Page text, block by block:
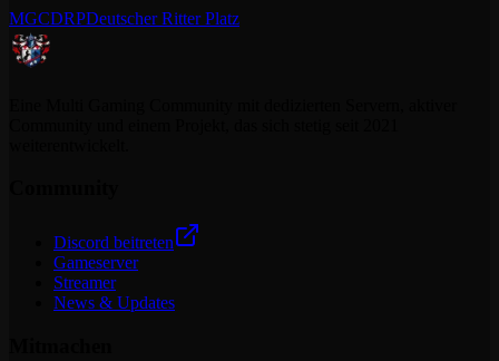
MGCDRPDeutscher Ritter Platz
Discord beitreten
Gameserver
Streamer
News & Updates